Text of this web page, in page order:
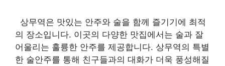
상무역은 맛있는 안주와 술을 함께 즐기기에 최적
의 장소입니다. 이곳의 다양한 맛집에서는 술과 잘
어울리는 훌륭한 안주를 제공합니다. 상무역의 특별
한 술안주를 통해 친구들과의 대화가 더욱 풍성해질